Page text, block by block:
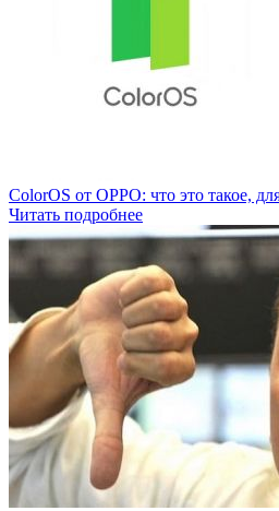
ColorOS от OPPO: что это такое,
Читать подробнее